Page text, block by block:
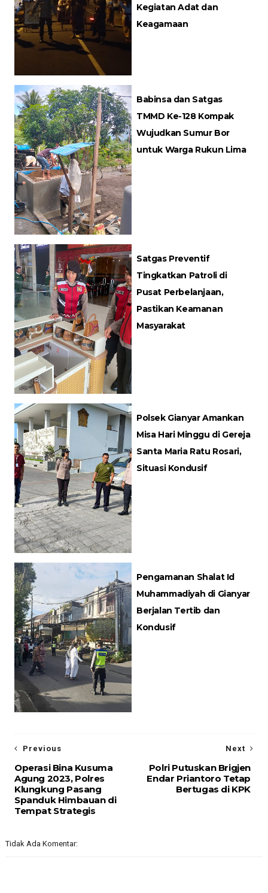
Kegiatan Adat dan
Keagamaan
Babinsa dan Satgas
TMMD Ke-128 Kompak
Wujudkan Sumur Bor
untuk Warga Rukun Lima
Satgas Preventif
Tingkatkan Patroli di
Pusat Perbelanjaan,
Pastikan Keamanan
Masyarakat
Polsek Gianyar Amankan
Misa Hari Minggu di Gereja
Santa Maria Ratu Rosari,
Situasi Kondusif
Pengamanan Shalat Id
Muhammadiyah di Gianyar
Berjalan Tertib dan
Kondusif
Next
Polri Putuskan Brigjen
Endar Priantoro Tetap
Bertugas di KPK
Previous
Operasi Bina Kusuma
Agung 2023, Polres
Klungkung Pasang
Spanduk Himbauan di
Tempat Strategis
Tidak Ada Komentar: